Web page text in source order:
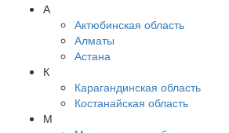
А
Актюбинская область
Алматы
Астана
К
Карагандинская область
Костанайская область
М